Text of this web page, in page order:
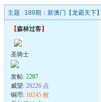
主题 : 189期：新澳门【龙霸天
【森林过客】
圣骑士
发帖: 2287
威望: 20226 点
铜币: 10245 枚